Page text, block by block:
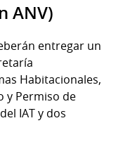
ANV)
entregar un
Habitacionales,
y Permiso de
IAT y dos